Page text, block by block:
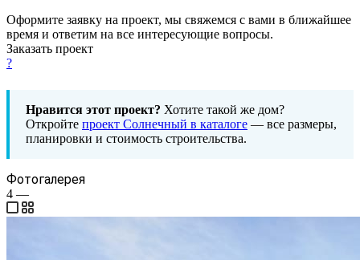
Оформите заявку на проект, мы свяжемся с вами в ближайшее
время и ответим на все интересующие вопросы.
Заказать проект
?
Нравится этот проект? Хотите такой же дом?
Откройте проект Солнечный в каталоге — все размеры,
планировки и стоимость строительства.
Фотогалерея
4 —